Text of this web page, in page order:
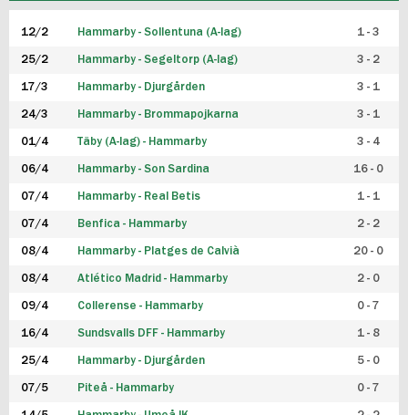
F19
FUTSAL HERR
FUTSAL DAM
12/2 Hammarby - Sollentuna (A-lag) 1 - 3
25/2 Hammarby - Segeltorp (A-lag) 3 - 2
17/3 Hammarby - Djurgården 3 - 1
24/3 Hammarby - Brommapojkarna 3 - 1
01/4 Täby (A-lag) - Hammarby 3 - 4
06/4 Hammarby - Son Sardina 16 - 0
07/4 Hammarby - Real Betis 1 - 1
07/4 Benfica - Hammarby 2 - 2
08/4 Hammarby - Platges de Calvià 20 - 0
08/4 Atlético Madrid - Hammarby 2 - 0
09/4 Collerense - Hammarby 0 - 7
16/4 Sundsvalls DFF - Hammarby 1 - 8
25/4 Hammarby - Djurgården 5 - 0
07/5 Piteå - Hammarby 0 - 7